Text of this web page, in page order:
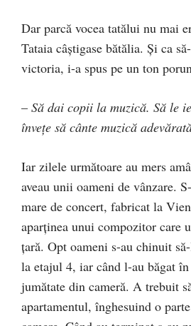
Dar parcă vocea tatălui nu mai
Tataia câştigase bătălia. Şi ca
victoria, i-a spus pe un ton
– Să dai copii la muzică. Să le
înveţe să cânte muzică
Iar zilele următoare au mers
aveau unii oameni de vânzare.
mare de concert, fabricat la
aparţinea unui compozitor care
ţară. Opt oameni s-au chinuit
la etajul 4, iar când l-au băgat
jumătate din cameră. A trebuit
apartamentul, înghesuind o